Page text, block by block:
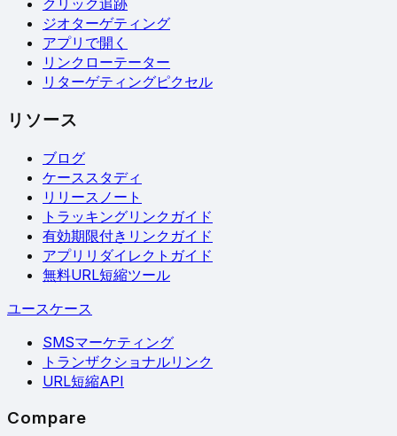
クリック追跡
ジオターゲティング
アプリで開く
リンクローテーター
リターゲティングピクセル
リソース
ブログ
ケーススタディ
リリースノート
トラッキングリンクガイド
有効期限付きリンクガイド
アプリリダイレクトガイド
無料URL短縮ツール
ユースケース
SMSマーケティング
トランザクショナルリンク
URL短縮API
Compare